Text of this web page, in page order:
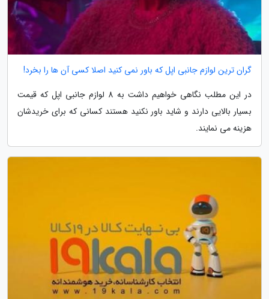
گران ترین لوازم جانبی اپل که باور نمی کنید اصلا کسی آن ها را بخرد!
در این مطلب نگاهی خواهیم داشت به 8 لوازم جانبی اپل که قیمت
بسیار بالایی دارند و شاید باور نکنید هستند کسانی که برای خریدشان
هزینه می نمایند.